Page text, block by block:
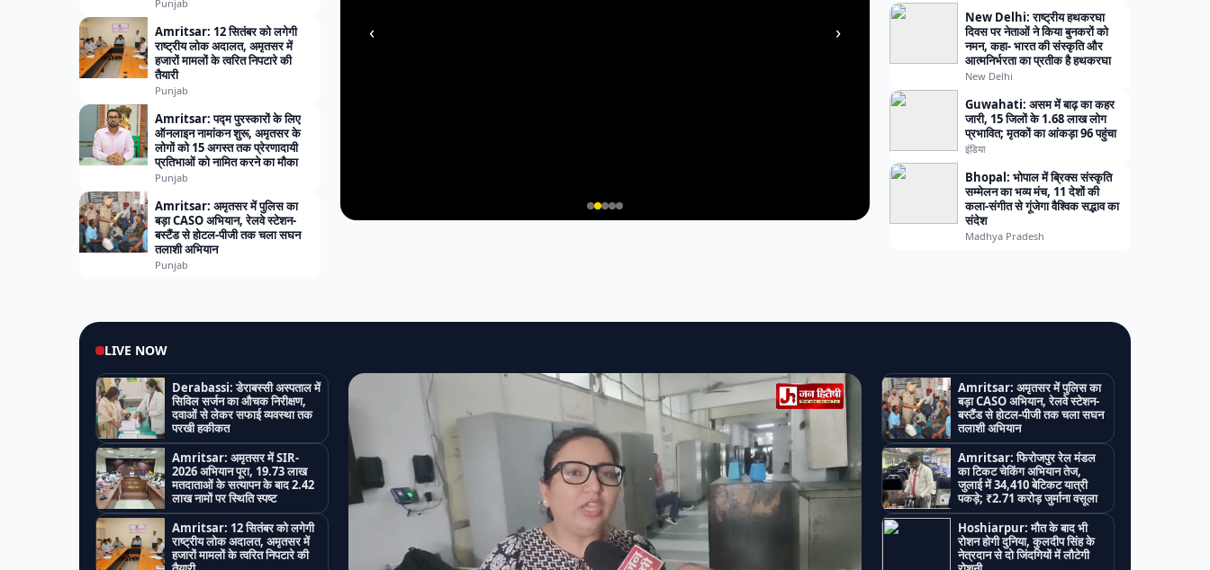
Punjab
Amritsar: 12 सितंबर को लगेगी
राष्ट्रीय लोक अदालत, अमृतसर में
हजारों मामलों के त्वरित निपटारे की
तैयारी
Punjab
Amritsar: पद्म पुरस्कारों के लिए
ऑनलाइन नामांकन शुरू, अमृतसर के
लोगों को 15 अगस्त तक प्रेरणादायी
प्रतिभाओं को नामित करने का मौका
Punjab
Amritsar: अमृतसर में पुलिस का
बड़ा CASO अभियान, रेलवे स्टेशन-
बस्टैंड से होटल-पीजी तक चला सघन
तलाशी अभियान
Punjab
‹ ›
New Delhi: राष्ट्रीय हथकरघा
दिवस पर नेताओं ने किया बुनकरों को
नमन, कहा- भारत की संस्कृति और
आत्मनिर्भरता का प्रतीक है हथकरघा
New Delhi
Guwahati: असम में बाढ़ का कहर
जारी, 15 जिलों के 1.68 लाख लोग
प्रभावित; मृतकों का आंकड़ा 96 पहुंचा
इंडिया
Bhopal: भोपाल में ब्रिक्स संस्कृति
सम्मेलन का भव्य मंच, 11 देशों की
कला-संगीत से गूंजेगा वैश्विक सद्भाव का
संदेश
Madhya Pradesh
LIVE NOW
Derabassi: डेराबस्सी अस्पताल में
सिविल सर्जन का औचक निरीक्षण,
दवाओं से लेकर सफाई व्यवस्था तक
परखी हकीकत
Amritsar: अमृतसर में SIR-
2026 अभियान पूरा, 19.73 लाख
मतदाताओं के सत्यापन के बाद 2.42
लाख नामों पर स्थिति स्पष्ट
Amritsar: 12 सितंबर को लगेगी
राष्ट्रीय लोक अदालत, अमृतसर में
हजारों मामलों के त्वरित निपटारे की
Amritsar: अमृतसर में पुलिस का
बड़ा CASO अभियान, रेलवे स्टेशन-
बस्टैंड से होटल-पीजी तक चला सघन
तलाशी अभियान
Amritsar: फिरोजपुर रेल मंडल
का टिकट चेकिंग अभियान तेज,
जुलाई में 34,410 बेटिकट यात्री
पकड़े; ₹2.71 करोड़ जुर्माना वसूला
Hoshiarpur: मौत के बाद भी
रोशन होगी दुनिया, कुलदीप सिंह के
नेत्रदान से दो जिंदगियों में लौटेगी